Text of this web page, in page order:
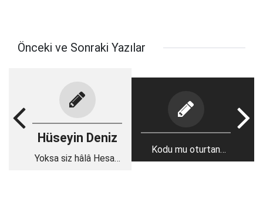
Önceki ve Sonraki Yazılar
Hüseyin Deniz
Yoksa siz hâlâ Hesap
Kodu mu oturtan
general